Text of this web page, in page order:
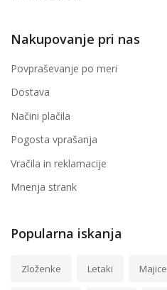
Nakupovanje pri nas
Povpraševanje po meri
Dostava
Načini plačila
Pogosta vprašanja
Vračila in reklamacije
Mnenja strank
Popularna iskanja
Zloženke Letaki Majice